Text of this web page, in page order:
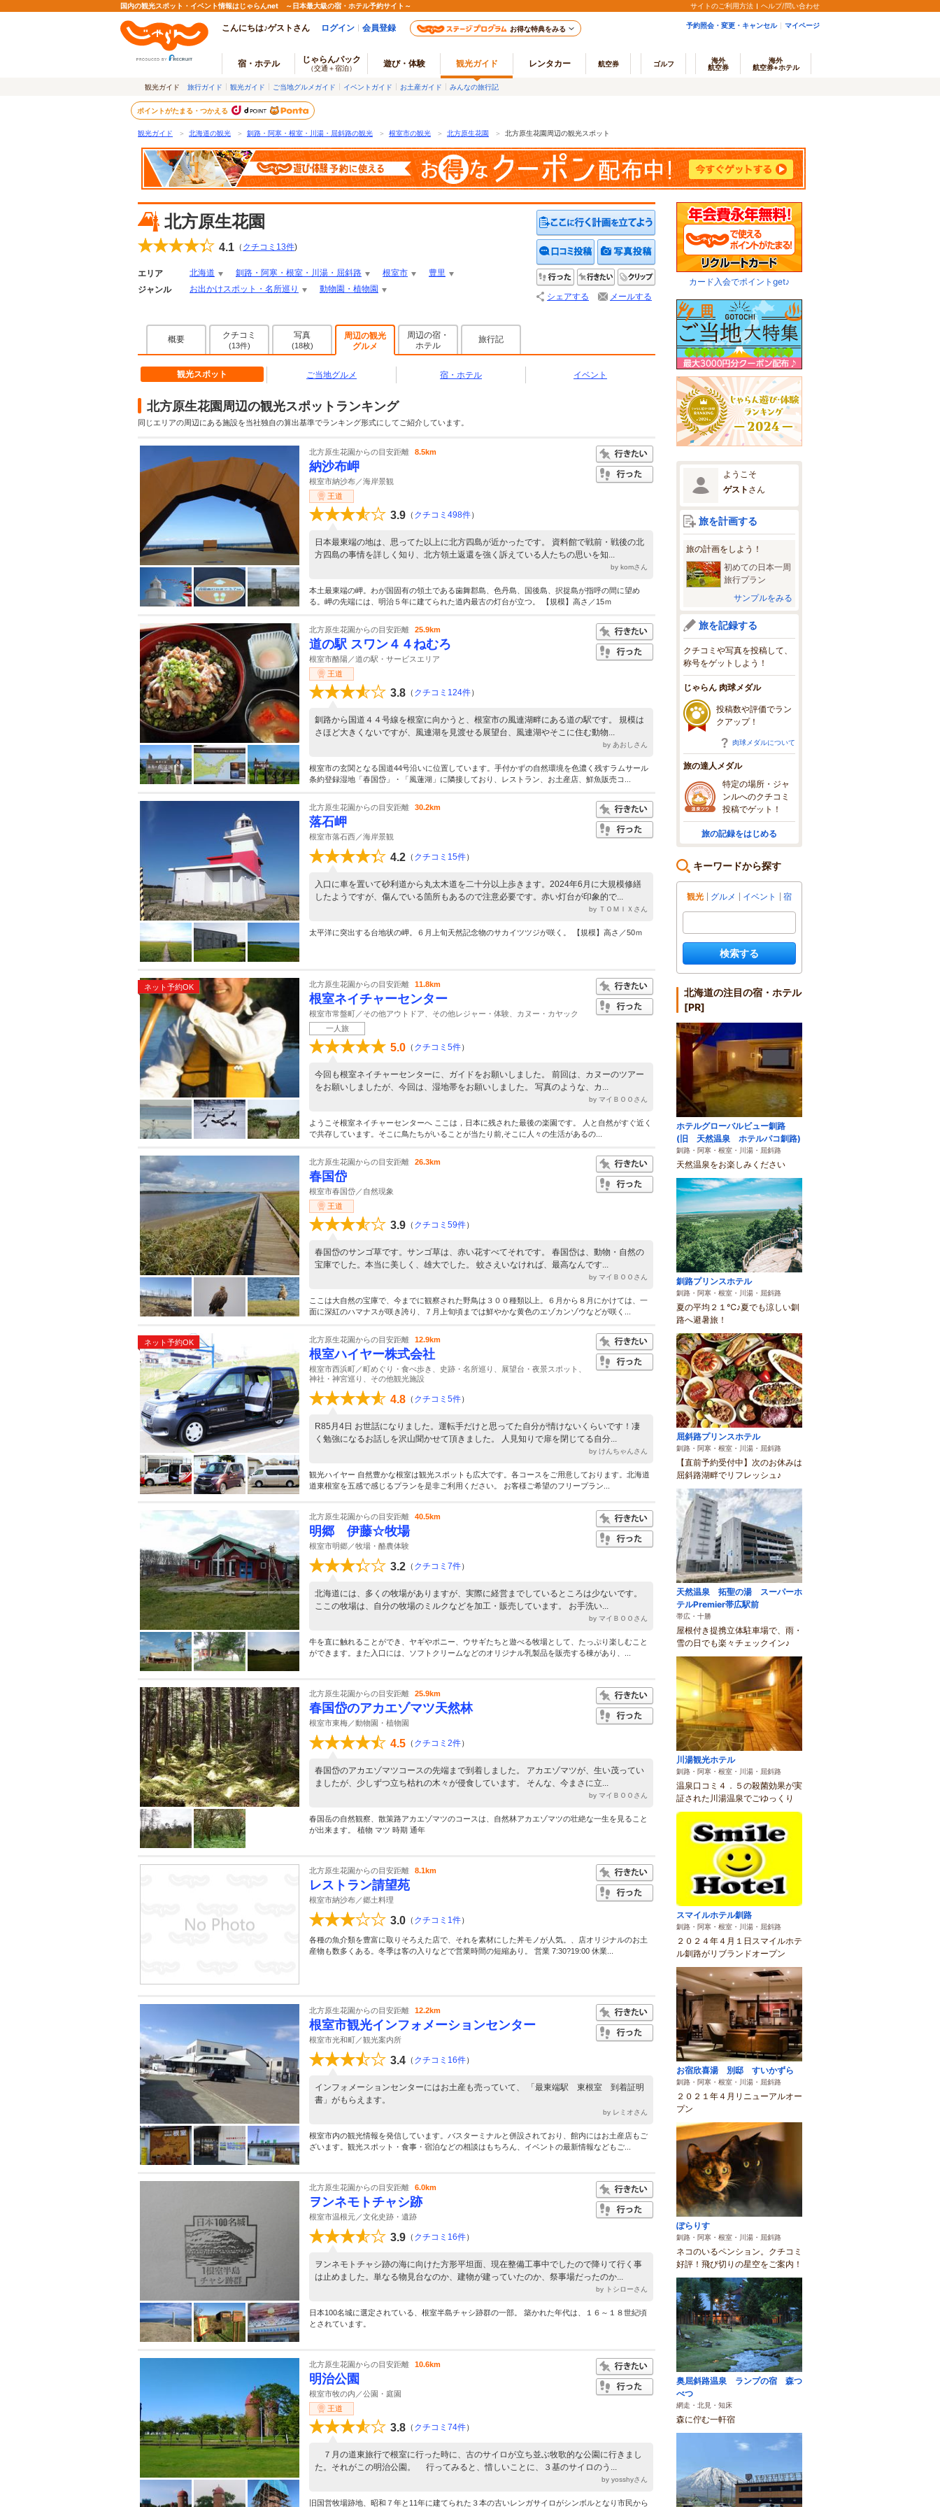
国内の観光スポット・イベント情報はじゃらんnet ～日本最大級の宿・ホテル予約サイト～ サイトのご利用方法 ヘルプ/問い合わせ
こんにちは♪ゲストさん ログイン 会員登録 お得な特典をみる 予約照会・変更・キャンセル マイページ
宿・ホテル じゃらんパック
（交通＋宿泊） 遊び・体験 観光ガイド レンタカー 航空券 ゴルフ
海外
航空券
海外
航空券+ホテル
観光ガイド 旅行ガイド 観光ガイド ご当地グルメガイド イベントガイド お土産ガイド みんなの旅行記
ポイントがたまる・つかえる
観光ガイド ＞ 北海道の観光 ＞ 釧路・阿寒・根室・川湯・屈斜路の観光 ＞ 根室市の観光 ＞ 北方原生花園 ＞ 北方原生花園周辺の観光スポット
北方原生花園
4.1 （ クチコミ 13件)
エリア 北海道 釧路・阿寒・根室・川湯・屈斜路 根室市
豊里
ジャンル
お出かけスポット・名所巡り 動物園・植物園
クチコミを投稿する写真を投稿する
行った 行きたい
シェアする メールする
概要 クチコミ
(13件)
写真
(18枚)
周辺の観光
グルメ
周辺の宿・
ホテル
旅行記
観光スポット ご当地グルメ 宿・ホテル イベント
北方原生花園周辺の観光スポットランキング
同じエリアの周辺にある施設を当社独自の算出基準でランキング形式にしてご紹介しています。
北方原生花園からの目安距離 8.5km
納沙布岬
根室市納沙布／海岸景観
王道
3.9 （ クチコミ498件）
日本最東端の地は、思ってた以上に北方四島が近かったです。 資料館で戦前・戦後の北
方四島の事情を詳しく知り、北方領土返還を強く訴えている人たちの思いを知...
by komさん
本土最東端の岬。わが国固有の領土である歯舞郡島、色丹島、国後島、択捉島が指呼の間に望め
る。岬の先端には、明治５年に建てられた道内最古の灯台が立つ。 【規模】高さ／15ｍ
北方原生花園からの目安距離 25.9km
道の駅 スワン４４ねむろ
根室市酪陽／道の駅・サービスエリア
王道
3.8 （ クチコミ124件）
釧路から国道４４号線を根室に向かうと、根室市の風連湖畔にある道の駅です。 規模は
さほど大きくないですが、風連湖を見渡せる展望台、風連湖やそこに住む動物...
by あおしさん
根室市の玄関となる国道44号沿いに位置しています。手付かずの自然環境を色濃く残すラムサール
条約登録湿地「春国岱」・「風蓮湖」に隣接しており、レストラン、お土産店、鮮魚販売コ...
北方原生花園からの目安距離 30.2km
落石岬
根室市落石西／海岸景観
4.2 （ クチコミ15件）
入口に車を置いて砂利道から丸太木道を二十分以上歩きます。2024年6月に大規模修繕
したようですが、傷んでいる箇所もあるので注意必要です。赤い灯台が印象的で...
by ＴＯＭＩＸさん
太平洋に突出する台地状の岬。６月上旬天然記念物のサカイツツジが咲く。 【規模】高さ／50ｍ
ネット予約OK 北方原生花園からの目安距離 11.8km
根室ネイチャーセンター
根室市常盤町／その他アウトドア、その他レジャー・体験、カヌー・カヤック
一人旅
5.0 （ クチコミ5件）
今回も根室ネイチャーセンターに、ガイドをお願いしました。 前回は、カヌーのツアー
をお願いしましたが、今回は、湿地帯をお願いしました。 写真のような、カ...
by マイＢＯＯさん
ようこそ根室ネイチャーセンターへ ここは，日本に残された最後の楽園です。 人と自然がすぐ近く
で共存しています。そこに鳥たちがいることが当たり前,そこに人々の生活があるの...
北方原生花園からの目安距離 26.3km
春国岱
根室市春国岱／自然現象
王道
3.9 （ クチコミ59件）
春国岱のサンゴ草です。サンゴ草は、赤い花すべてそれです。 春国岱は、動物・自然の
宝庫でした。本当に美しく、雄大でした。 蚊さえいなければ、最高なんです...
by マイＢＯＯさん
ここは大自然の宝庫で、今までに観察された野鳥は３００種類以上。６月から８月にかけては、一
面に深紅のハマナスが咲き誇り、７月上旬頃までは鮮やかな黄色のエゾカンゾウなどが咲く...
ネット予約OK 北方原生花園からの目安距離 12.9km
根室ハイヤー株式会社
根室市西浜町／町めぐり・食べ歩き、史跡・名所巡り、展望台・夜景スポット、
神社・神宮巡り、その他観光施設
4.8 （ クチコミ5件）
R85月4日 お世話になりました。運転手だけと思ってた自分が情けないくらいです！凄
く勉強になるお話しを沢山聞かせて頂きました。 人見知りで扉を閉じてる自分...
by けんちゃんさん
観光ハイヤー 自然豊かな根室は観光スポットも広大です。各コースをご用意しております。北海道
道東根室を五感で感じるプランを是非ご利用ください。 お客様ご希望のフリープラン...
北方原生花園からの目安距離 40.5km
明郷 伊藤☆牧場
根室市明郷／牧場・酪農体験
3.2 （ クチコミ7件）
北海道には、多くの牧場がありますが、実際に経営までしているところは少ないです。
ここの牧場は、自分の牧場のミルクなどを加工・販売しています。 お手洗い...
by マイＢＯＯさん
牛を直に触れることができ、ヤギやポニー、ウサギたちと遊べる牧場として、たっぷり楽しむこと
ができます。また入口には、ソフトクリームなどのオリジナル乳製品を販売する棟があり、...
北方原生花園からの目安距離 25.9km
春国岱のアカエゾマツ天然林
根室市東梅／動物園・植物園
4.5 （ クチコミ2件）
春国岱のアカエゾマツコースの先端まで到着しました。 アカエゾマツが、生い茂ってい
ましたが、少しずつ立ち枯れの木々が侵食しています。 そんな、今まさに立...
by マイＢＯＯさん
春国岳の自然観察、散策路アカエゾマツのコースは、自然林アカエゾマツの壮絶な一生を見ること
が出来ます。 植物 マツ 時期 通年
北方原生花園からの目安距離 8.1km
レストラン請望苑
根室市納沙布／郷土料理
3.0 （ クチコミ1件）
各種の魚介類を豊富に取りそろえた店で、それを素材にした丼モノが人気。、店オリジナルのお土
産物も数多くある。冬季は客の入りなどで営業時間の短縮あり。 営業 7:30?19:00 休業...
北方原生花園からの目安距離 12.2km
根室市観光インフォメーションセンター
根室市光和町／観光案内所
3.4 （ クチコミ16件）
インフォメーションセンターにはお土産も売っていて、 「最東端駅 東根室 到着証明
書」がもらえます。
by レミオさん
根室市内の観光情報を発信しています。バスターミナルと併設されており、館内にはお土産店もご
ざいます。観光スポット・食事・宿泊などの相談はもちろん、イベントの最新情報などもご...
北方原生花園からの目安距離 6.0km
ヲンネモトチャシ跡
根室市温根元／文化史跡・遺跡
3.9 （ クチコミ16件）
ヲンネモトチャシ跡の海に向けた方形平坦面、現在整備工事中でしたので降りて行く事
は止めました。単なる物見台なのか、建物が建っていたのか、祭事場だったのか...
by トシローさん
日本100名城に選定されている、根室半島チャシ跡群の一部。 築かれた年代は、１６～１８世紀頃
とされています。
北方原生花園からの目安距離 10.6km
明治公園
根室市牧の内／公園・庭園
王道
3.8 （ クチコミ74件）
７月の道東旅行で根室に行った時に、古のサイロが立ち並ぶ牧歌的な公園に行きまし
た。それがこの明治公園。 行ってみると、惜しいことに、３基のサイロのう...
by yosshyさん
旧国営牧場跡地、昭和７年と11年に建てられた３本の古いレンガサイロがシンボルとなり市民から
カード入会でポイントget♪
ようこそ
ゲスト さん
旅を計画する
旅の計画をしよう！
初めての日本一周
旅行プラン
サンプルをみる
旅を記録する
クチコミや写真を投稿して、
称号をゲットしよう！
じゃらん 肉球メダル
投稿数や評価でラン
クアップ！
肉球メダルについて
旅の達人メダル
特定の場所・ジャ
ンルへのクチコミ
投稿でゲット！
旅の記録をはじめる
キーワードから探す
観光 グルメ イベント 宿
検索する
北海道の注目の宿・ホテル
[PR]
ホテルグローバルビュー釧路
(旧 天然温泉 ホテルパコ釧路)
釧路・阿寒・根室・川湯・屈斜路
天然温泉をお楽しみください
釧路プリンスホテル
釧路・阿寒・根室・川湯・屈斜路
夏の平均２１℃♪夏でも涼しい釧
路へ避暑旅！
屈斜路プリンスホテル
釧路・阿寒・根室・川湯・屈斜路
【直前予約受付中】次のお休みは
屈斜路湖畔でリフレッシュ♪
天然温泉 拓聖の湯 スーパーホ
テルPremier帯広駅前
帯広・十勝
屋根付き提携立体駐車場で、雨・
雪の日でも楽々チェックイン♪
川湯観光ホテル
釧路・阿寒・根室・川湯・屈斜路
温泉口コミ４．５の殺菌効果が実
証された川湯温泉でごゆっくり
スマイルホテル釧路
釧路・阿寒・根室・川湯・屈斜路
２０２４年４月１日スマイルホテ
ル釧路がリブランドオープン
お宿欣喜湯 別邸 すいかずら
釧路・阿寒・根室・川湯・屈斜路
２０２１年４月リニューアルオー
プン
ぽらりす
釧路・阿寒・根室・川湯・屈斜路
ネコのいるペンション。クチコミ
好評！飛び切りの星空をご案内！
奥屈斜路温泉 ランプの宿 森つ
べつ
網走・北見・知床
森に佇む一軒宿